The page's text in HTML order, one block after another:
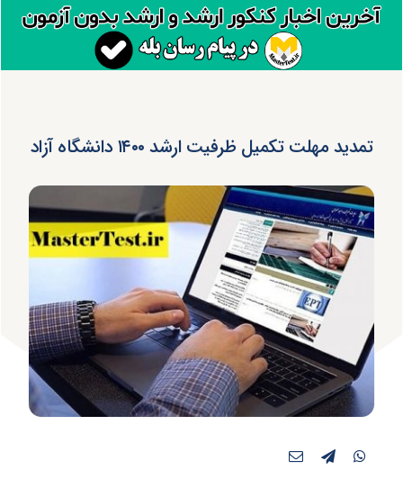
تمدید مهلت تکمیل ظرفیت ارشد ۱۴۰۰ دانشگاه آزاد